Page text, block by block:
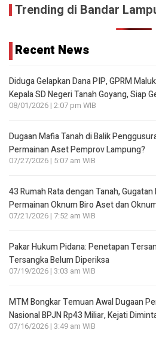
Trending di Bandar
Recent News
Diduga Gelapkan Dana PIP, GPRM
Kepala SD Negeri Tanah Goyang, Siap
08/01/2026 | 2:07 pm WIB
Dugaan Mafia Tanah di Balik
Permainan Aset Pemprov Lampung?
07/27/2026 | 5:07 am WIB
43 Rumah Rata dengan Tanah,
Permainan Oknum Biro Aset dan
07/21/2026 | 7:52 am WIB
Pakar Hukum Pidana: Penetapan
Tersangka Belum Diperiksa
07/19/2026 | 3:03 am WIB
MTM Bongkar Temuan Awal Dugaan
Nasional BPJN Rp43 Miliar, Kejati
07/16/2026 | 3:49 am WIB